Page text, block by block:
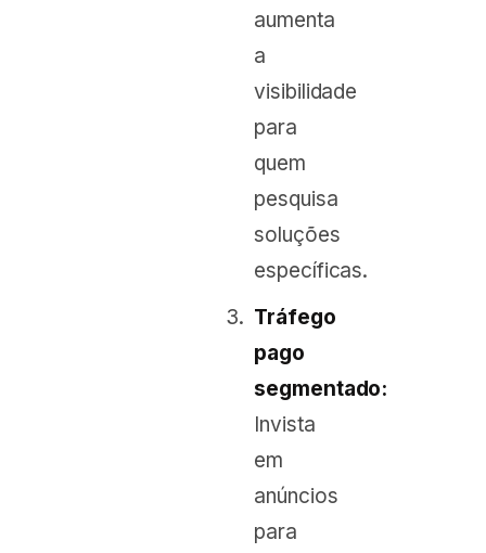
aumenta
a
visibilidade
para
quem
pesquisa
soluções
específicas.
Tráfego
pago
segmentado:
Invista
em
anúncios
para